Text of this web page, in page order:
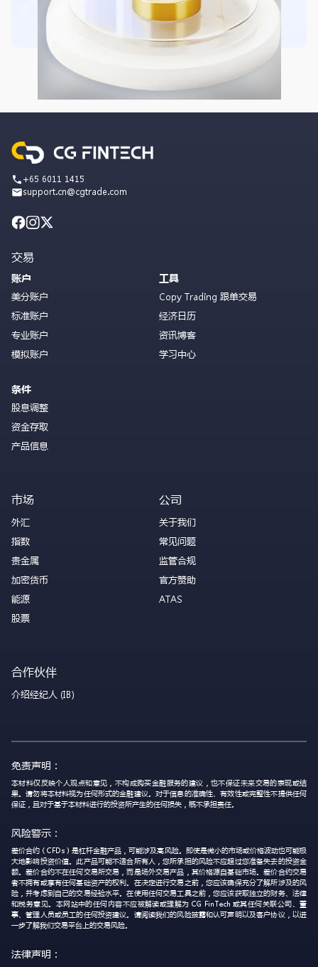
+65 6011 1415
support.cn@cgtrade.com
交易
账户
美分账户
标准账户
专业账户
模拟账户
条件
股息调整
资金存取
产品信息
工具
Copy Trading 跟单交易
经济日历
资讯博客
学习中心
市场
外汇
指数
贵金属
加密货币
能源
股票
公司
关于我们
常见问题
监管合规
官方赞助
ATAS
合作伙伴
介绍经纪人 (IB)
免责声明：
本材料仅反映个人观点和意见，不构成购买金融服务的建议，也不保证未来交易的表现或结
果。请勿将本材料视为任何形式的金融建议。对于信息的准确性、有效性或完整性不提供任何
保证，且对于基于本材料进行的投资所产生的任何损失，概不承担责任。
风险警示：
差价合约（CFDs）是杠杆金融产品，可能涉及高风险。即使是微小的市场或价格波动也可能极
大地影响投资价值。此产品可能不适合所有人，您所承担的风险不应超过您准备失去的投资金
额。差价合约不在任何交易所交易，而是场外交易产品，其价格源自基础市场。差价合约交易
者不拥有或享有任何基础资产的权利。在决定进行交易之前，您应该确保充分了解所涉及的风
险，并考虑到自己的交易经验水平。在使用任何交易工具之前，您应该获取独立的财务、法律
和税务意见。本网站中的任何内容不应被解读或理解为 CG FinTech 或其任何关联公司、董
事、管理人员或员工的任何投资建议。请阅读我们的风险披露和认可声明以及客户协议，以进
一步了解我们交易平台上的交易风险。
法律声明：